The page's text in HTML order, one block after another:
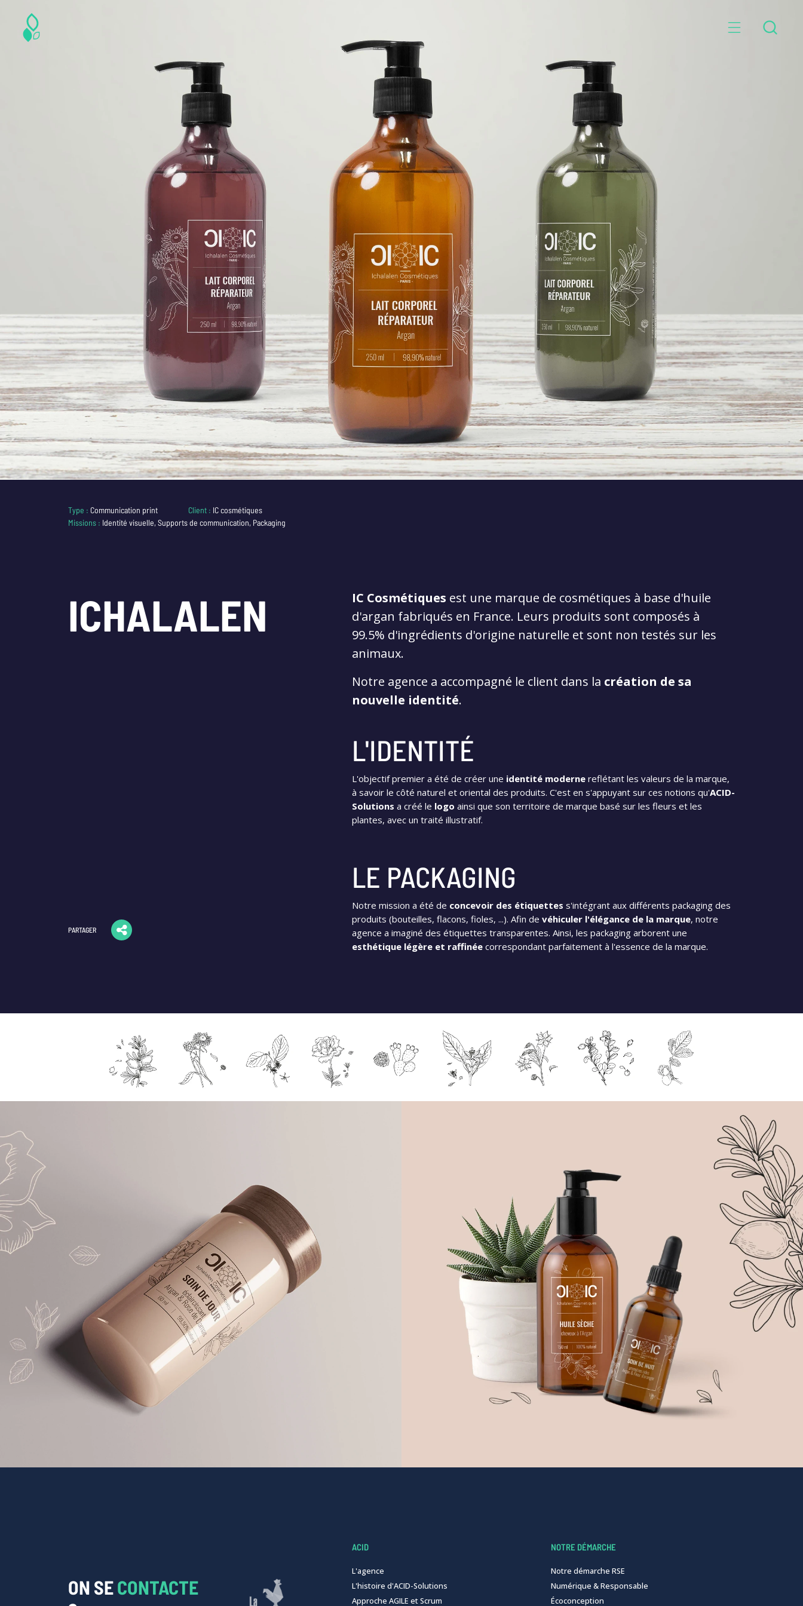
Type : Communication print Client : IC cosmétiques
Missions : Identité visuelle, Supports de communication, Packaging
ICHALALEN
PARTAGER
IC Cosmétiques est une marque de cosmétiques à base d'huile
d'argan fabriqués en France. Leurs produits sont composés à
99.5% d'ingrédients d'origine naturelle et sont non testés sur les
animaux.
Notre agence a accompagné le client dans la création de sa
nouvelle identité.
L'IDENTITÉ
L'objectif premier a été de créer une identité moderne reflétant les valeurs de la marque,
à savoir le côté naturel et oriental des produits. C'est en s'appuyant sur ces notions qu'ACID-
Solutions a créé le logo ainsi que son territoire de marque basé sur les fleurs et les
plantes, avec un traité illustratif.
LE PACKAGING
Notre mission a été de concevoir des étiquettes s'intégrant aux différents packaging des
produits (bouteilles, flacons, fioles, ...). Afin de véhiculer l'élégance de la marque, notre
agence a imaginé des étiquettes transparentes. Ainsi, les packaging arborent une
esthétique légère et raffinée correspondant parfaitement à l'essence de la marque.
ON SECONTACTE
ACID
L'agence
L'histoire d'ACID-Solutions
Approche AGILE et Scrum
NOTRE DÉMARCHE
Notre démarche RSE
Numérique & Responsable
Écoconception